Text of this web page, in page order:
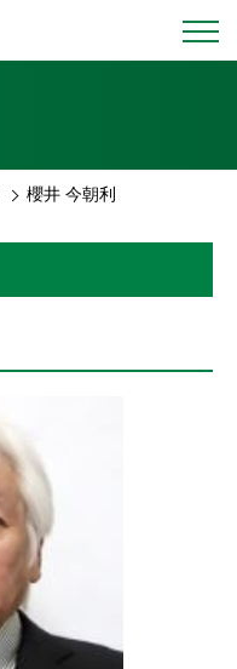
櫻井 今朝利